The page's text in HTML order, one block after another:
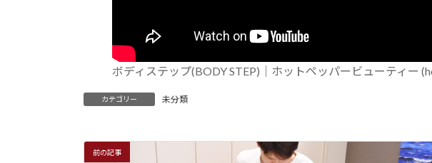
ボディステップ(BODY STEP)｜ホットペッパービューティー
カテゴリー 未分類
前の記事